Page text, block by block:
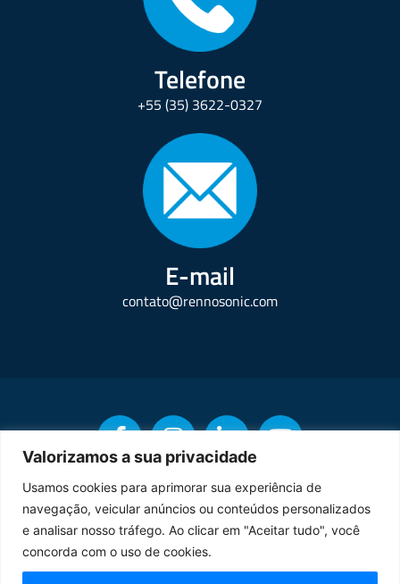
Valorizamos a sua privacidade
Usamos cookies para aprimorar sua experiência de
navegação, veicular anúncios ou conteúdos personalizados
e analisar nosso tráfego. Ao clicar em "Aceitar tudo", você
concorda com o uso de cookies.
Telefone
+55 (35) 3622-0327
E-mail
contato@rennosonic.com
Copyright © Rennosonic. Todos os direitos reservados.